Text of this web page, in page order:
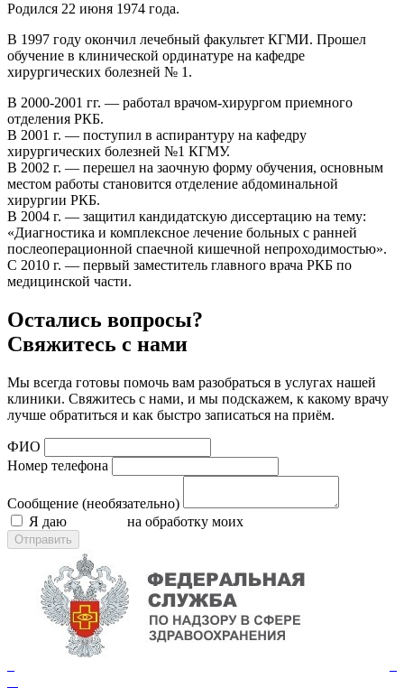
Родился 22 июня 1974 года.
В 1997 году окончил лечебный факультет КГМИ. Прошел
обучение в клинической ординатуре на кафедре
хирургических болезней № 1.
В 2000-2001 гг. — работал врачом-хирургом приемного
отделения РКБ.
В 2001 г. — поступил в аспирантуру на кафедру
хирургических болезней №1 КГМУ.
В 2002 г. — перешел на заочную форму обучения, основным
местом работы становится отделение абдоминальной
хирургии РКБ.
В 2004 г. — защитил кандидатскую диссертацию на тему:
«Диагностика и комплексное лечение больных с ранней
послеоперационной спаечной кишечной непроходимостью».
С 2010 г. — первый заместитель главного врача РКБ по
медицинской части.
Остались вопросы?
Свяжитесь с нами
Мы всегда готовы помочь вам разобраться в услугах нашей
клиники. Свяжитесь с нами, и мы подскажем, к какому врачу
лучше обратиться и как быстро записаться на приём.
ФИО
Номер телефона
Сообщение (необязательно)
Я даю
на обработку моих
Отправить